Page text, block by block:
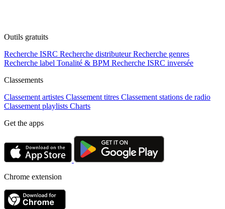
Outils gratuits
Recherche ISRC Recherche distributeur Recherche genres
Recherche label Tonalité & BPM Recherche ISRC inversée
Classements
Classement artistes Classement titres Classement stations de radio
Classement playlists Charts
Get the apps
Chrome extension